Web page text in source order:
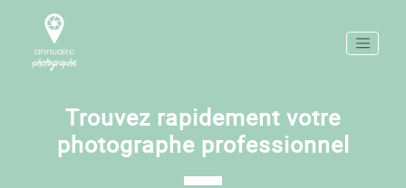
Trouvez rapidement votre
photographe professionnel